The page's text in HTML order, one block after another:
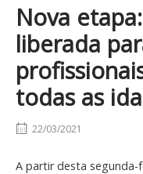
Nova
liberada
todas as
22/03/2021
A partir desta segunda-